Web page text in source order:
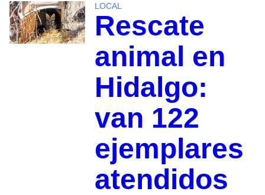
LOCAL
Rescate
animal en
Hidalgo:
van 122
ejemplares
atendidos